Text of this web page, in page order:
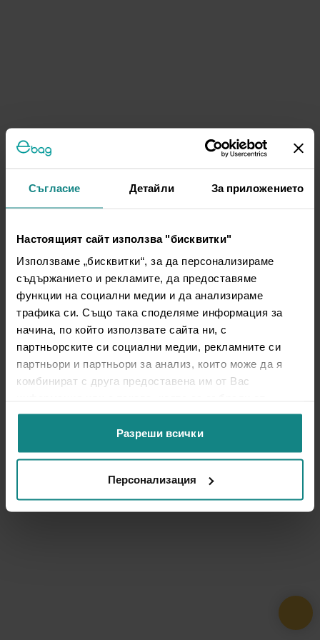
Съгласие Детайли За приложението
Настоящият сайт използва "бисквитки"
Използваме „бисквитки“, за да персонализираме
съдържанието и рекламите, да предоставяме
функции на социални медии и да анализираме
трафика си. Също така споделяме информация за
начина, по който използвате сайта ни, с
партньорските си социални медии, рекламните си
партньори и партньори за анализ, които може да я
комбинират с друга предоставена им от Вас
ползването от Ваша страна на услугите им.
Разреши всички
Персонализация